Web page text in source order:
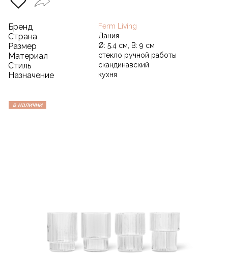
Бренд Ferm Living
Страна Дания
Размер Ø: 5.4 см, В: 9 см
Материал стекло ручной работы
Стиль скандинавский
Назначение кухня
в наличии